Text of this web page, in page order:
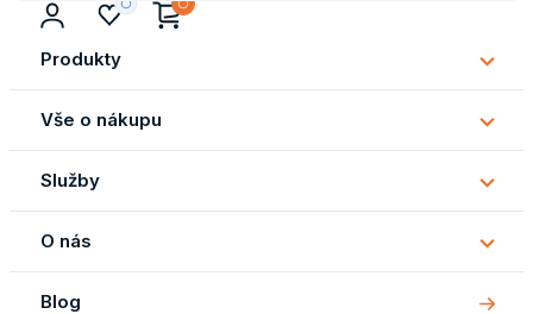
Produkty
Vše o nákupu
Vše
o
Služby
O nás
O
Blog